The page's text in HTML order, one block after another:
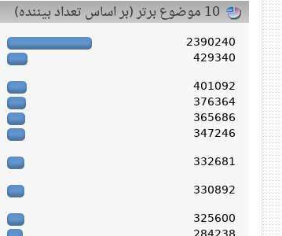
10 موضوع برتر (بر اساس تعداد بیننده)
2390240
429340
401092
376364
365686
347246
332681
330892
325600